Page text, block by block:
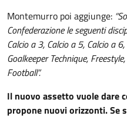
Montemurro poi aggiunge:
Confederazione le seguenti
Calcio a 3, Calcio a 5, Calcio a
Goalkeeper Technique,
Football”.
Il nuovo assetto vuole dare
propone nuovi orizzonti. Se